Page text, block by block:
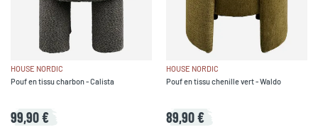
HOUSE NORDIC
Pouf en tissu charbon - Calista
99,90 €
HOUSE NORDIC
Pouf en tissu chenille vert - Waldo
89,90 €